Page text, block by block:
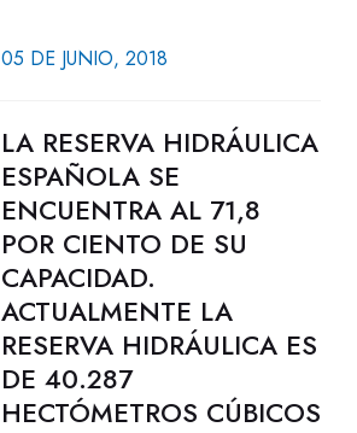
05 DE JUNIO, 2018
LA RESERVA HIDRÁULICA
ESPAÑOLA SE
ENCUENTRA AL 71,8
POR CIENTO DE SU
CAPACIDAD.
ACTUALMENTE LA
RESERVA HIDRÁULICA ES
DE 40.287
HECTÓMETROS CÚBICOS